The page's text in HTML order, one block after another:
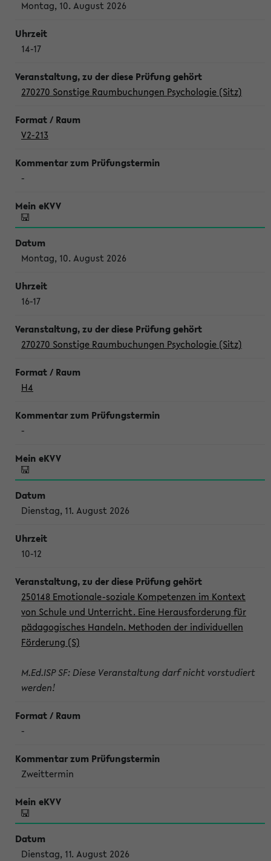
Montag, 10. August 2026
14-17
270270 Sonstige Raumbuchungen Psychologie (Sitz)
V2-213
-
Montag, 10. August 2026
16-17
270270 Sonstige Raumbuchungen Psychologie (Sitz)
H4
-
Dienstag, 11. August 2026
10-12
250148 Emotionale-soziale Kompetenzen im Kontext
von Schule und Unterricht. Eine Herausforderung für
pädagogisches Handeln. Methoden der individuellen
Förderung (S)
M.Ed.ISP SF: Diese Veranstaltung darf nicht vorstudiert
werden!
-
Zweittermin
Dienstag, 11. August 2026